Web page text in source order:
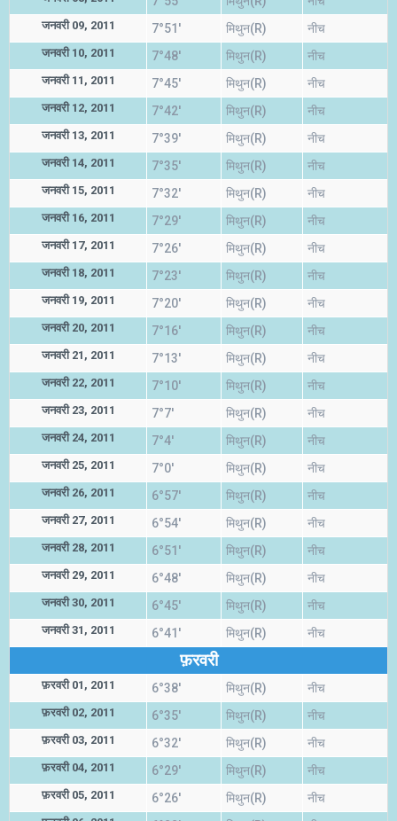
जनवरी 09, 2011 7°51' मिथुन(R) नीच
जनवरी 10, 2011 7°48' मिथुन(R) नीच
जनवरी 11, 2011 7°45' मिथुन(R) नीच
जनवरी 12, 2011 7°42' मिथुन(R) नीच
जनवरी 13, 2011 7°39' मिथुन(R) नीच
जनवरी 14, 2011 7°35' मिथुन(R) नीच
जनवरी 15, 2011 7°32' मिथुन(R) नीच
जनवरी 16, 2011 7°29' मिथुन(R) नीच
जनवरी 17, 2011 7°26' मिथुन(R) नीच
जनवरी 18, 2011 7°23' मिथुन(R) नीच
जनवरी 19, 2011 7°20' मिथुन(R) नीच
जनवरी 20, 2011 7°16' मिथुन(R) नीच
जनवरी 21, 2011 7°13' मिथुन(R) नीच
जनवरी 22, 2011 7°10' मिथुन(R) नीच
जनवरी 23, 2011 7°7' मिथुन(R) नीच
जनवरी 24, 2011 7°4' मिथुन(R) नीच
जनवरी 25, 2011 7°0' मिथुन(R) नीच
जनवरी 26, 2011 6°57' मिथुन(R) नीच
जनवरी 27, 2011 6°54' मिथुन(R) नीच
जनवरी 28, 2011 6°51' मिथुन(R) नीच
जनवरी 29, 2011 6°48' मिथुन(R) नीच
जनवरी 30, 2011 6°45' मिथुन(R) नीच
जनवरी 31, 2011 6°41' मिथुन(R) नीच
फ़रवरी
फ़रवरी 01, 2011 6°38' मिथुन(R) नीच
फ़रवरी 02, 2011 6°35' मिथुन(R) नीच
फ़रवरी 03, 2011 6°32' मिथुन(R) नीच
फ़रवरी 04, 2011 6°29' मिथुन(R) नीच
फ़रवरी 05, 2011 6°26' मिथुन(R) नीच